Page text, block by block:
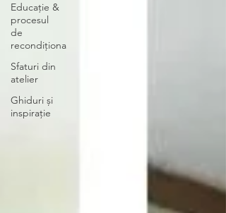
Educație &
procesul
de
recondiționa
Sfaturi din
atelier
Ghiduri și
inspirație